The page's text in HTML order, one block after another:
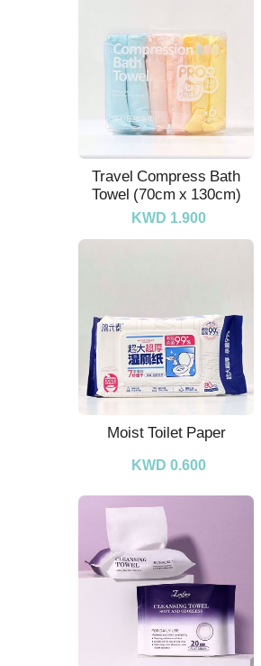
Travel Compress Bath
Towel (70cm x 130cm)
KWD 1.900
Moist Toilet Paper
KWD 0.600